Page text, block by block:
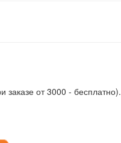
заказе от 3000 - бесплатно).